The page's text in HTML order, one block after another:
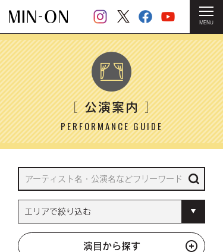
MENU
HOME ＞ 公演案内
［公演案内］
PERFORMANCE GUIDE
演目から探す